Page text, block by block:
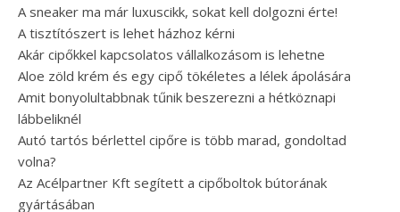
A sneaker ma már luxuscikk, sokat kell dolgozni érte!
A tisztítószert is lehet házhoz kérni
Akár cipőkkel kapcsolatos vállalkozásom is lehetne
Aloe zöld krém és egy cipő tökéletes a lélek ápolására
Amit bonyolultabbnak tűnik beszerezni a hétköznapi
lábbeliknél
Autó tartós bérlettel cipőre is több marad, gondoltad
volna?
Az Acélpartner Kft segített a cipőboltok bútorának
gyártásában